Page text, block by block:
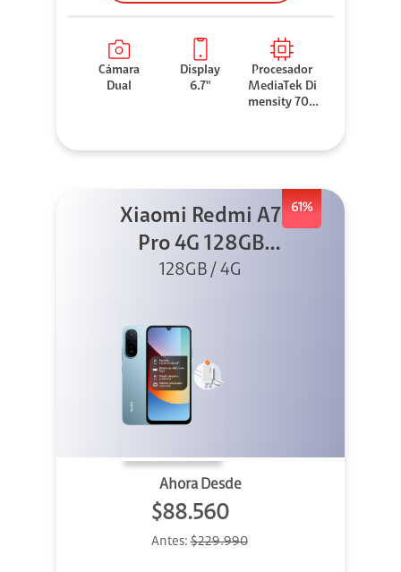
Cámara
Dual
Display
6.7"
Procesador
MediaTek Di
mensity 706
61%
Xiaomi Redmi A7
Pro 4G 128GB
Azul + Cargador
128GB / 4G
Ahora Desde
$88.560
Antes:$229.990